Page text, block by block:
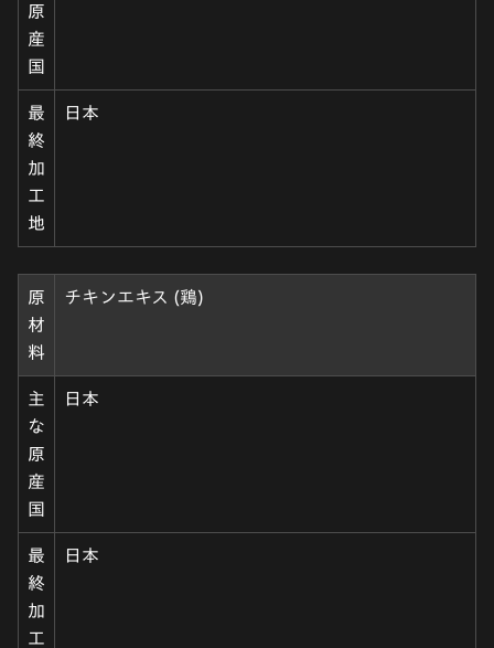
原
産
国
最
終
加
工
地
日本
原
材
料
チキンエキス (鶏)
主
な
原
産
国
日本
最
終
加
工
日本